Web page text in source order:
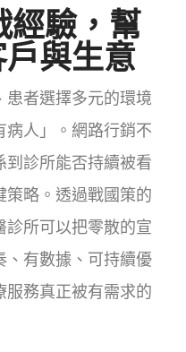
經驗，幫
與生意
患者選擇多元的環境
病人」。網路行銷不
到診所能否持續被看
策略。透過戰國策的
診所可以把零散的宣
、有數據、可持續優
服務真正被有需求的